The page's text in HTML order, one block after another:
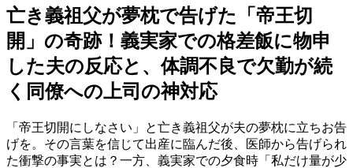
亡き義祖父が夢枕で告げた「帝王切
開」の奇跡！義実家での格差飯に物申
した夫の反応と、体調不良で欠勤が続
く同僚への上司の神対応
「帝王切開にしなさい」と亡き義祖父が夫の夢枕に立ちお告
げを。その言葉を信じて出産に臨んだ後、医師から告げられ
た衝撃の事実とは？一方、義実家での夕食時「私だけ量が少